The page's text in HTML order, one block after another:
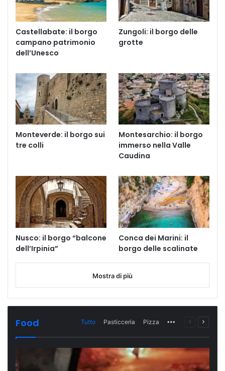
Castellabate: il borgo
campano patrimonio
dell’Unesco
Zungoli: il borgo delle
grotte
Monteverde: il borgo sui
tre colli
Montesarchio: il borgo
immerso nella Valle
Caudina
Nusco: il borgo “balcone
dell’Irpinia”
Conca dei Marini: il
borgo delle scalinate
Mostra di più
Food Tutto Pasticceria Pizza More Pagina